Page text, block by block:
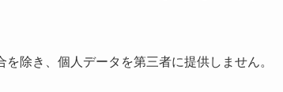
除き、個人データを第三者に提供しません。